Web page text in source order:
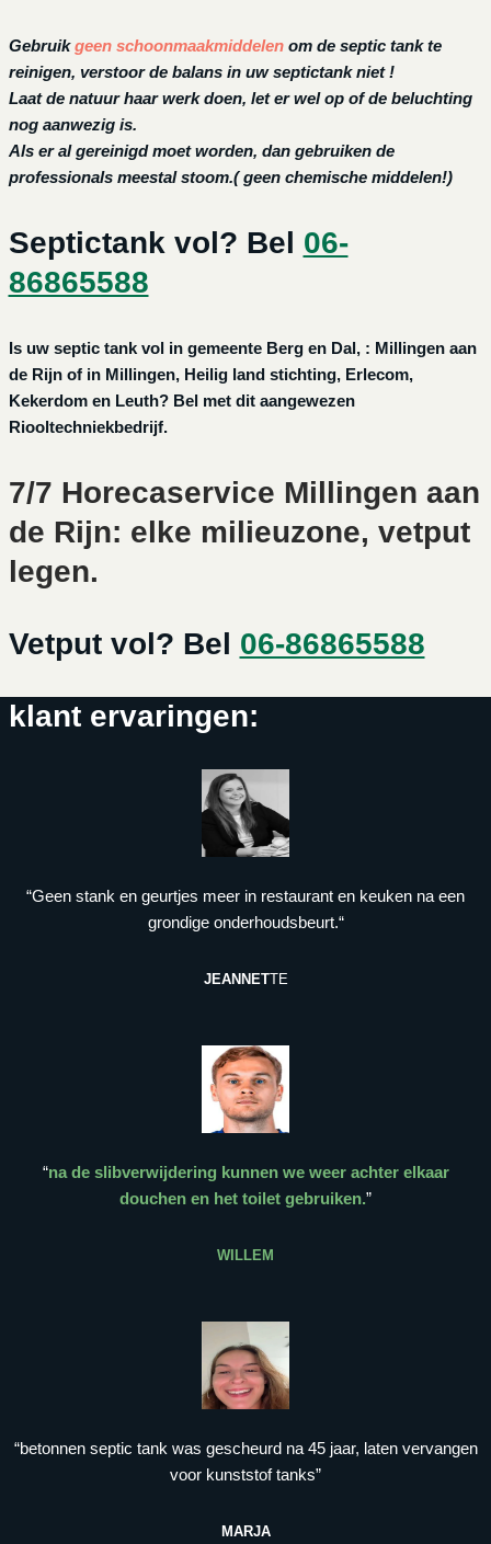
Gebruikgeen schoonmaakmiddelen om de septic tank te
reinigen, verstoor de balans in uw septictank niet !
Laat de natuur haar werk doen, let er wel op of de beluchting
nog aanwezig is.
Als er al gereinigd moet worden, dan gebruiken de
professionals meestal stoom.( geen chemische middelen!)
Septictank vol? Bel 06-
86865588
Is uw septic tank vol in gemeente Berg en Dal, : Millingen aan
de Rijn of in Millingen, Heilig land stichting, Erlecom,
Kekerdom en Leuth? Bel met dit aangewezen
Riooltechniekbedrijf.
7/7 Horecaservice Millingen aan
de Rijn: elke milieuzone, vetput
legen.
Vetput vol? Bel 06-86865588
klant ervaringen:
“Geen stank en geurtjes meer in restaurant en keuken na een
grondige onderhoudsbeurt.“
JEANNETTE
“na de slibverwijdering kunnen we weer achter elkaar
douchen en het toilet gebruiken.”
WILLEM
“betonnen septic tank was gescheurd na 45 jaar, laten vervangen
voor kunststof tanks”
MARJA